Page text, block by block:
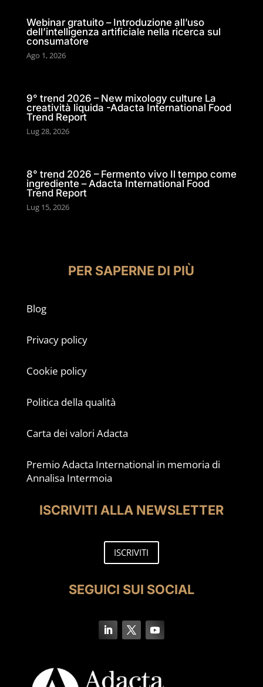
Webinar gratuito – Introduzione all’uso
dell’intelligenza artificiale nella ricerca sul
consumatore
Ago 1, 2026
9° trend 2026 – New mixology culture La
creatività liquida -Adacta International Food
Trend Report
Lug 28, 2026
8° trend 2026 – Fermento vivo Il tempo come
ingrediente – Adacta International Food
Trend Report
Lug 15, 2026
PER SAPERNE DI PIÙ
Blog
Privacy policy
Cookie policy
Politica della qualità
Carta dei valori Adacta
Premio Adacta International in memoria di
Annalisa Intermoia
ISCRIVITI ALLA NEWSLETTER
ISCRIVITI
SEGUICI SUI SOCIAL